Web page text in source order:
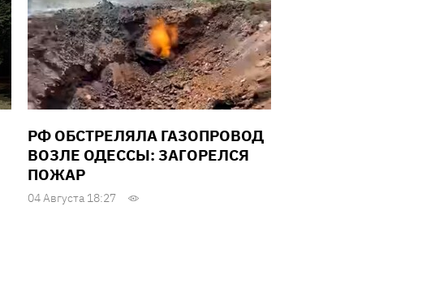
РФ ОБСТРЕЛЯЛА ГАЗОПРОВОД
ВОЗЛЕ ОДЕССЫ: ЗАГОРЕЛСЯ
ПОЖАР
04 Августа 18:27